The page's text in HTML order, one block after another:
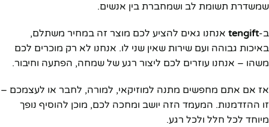
שמשדרת תשומת לב ושמחברת בין אנשים.
ב-tengift אנחנו גאים להציע לכם מוצר זה במחיר משתלם,
באיכות גבוהה ועם שירות שאין שני לו. אנחנו לא רק מוכרים לכם
משהו – אנחנו עוזרים לכם ליצור רגע של שמחה, הפתעה וחיבור.
אז אם אתם מחפשים מתנה למוזיקאי, למורה, לחבר או לעצמכם –
זו ההזדמנות. המעמד הזה יושב ומחכה לכם, מוכן להוסיף נופך
מיוחד לכל חלל ולכל רגע.